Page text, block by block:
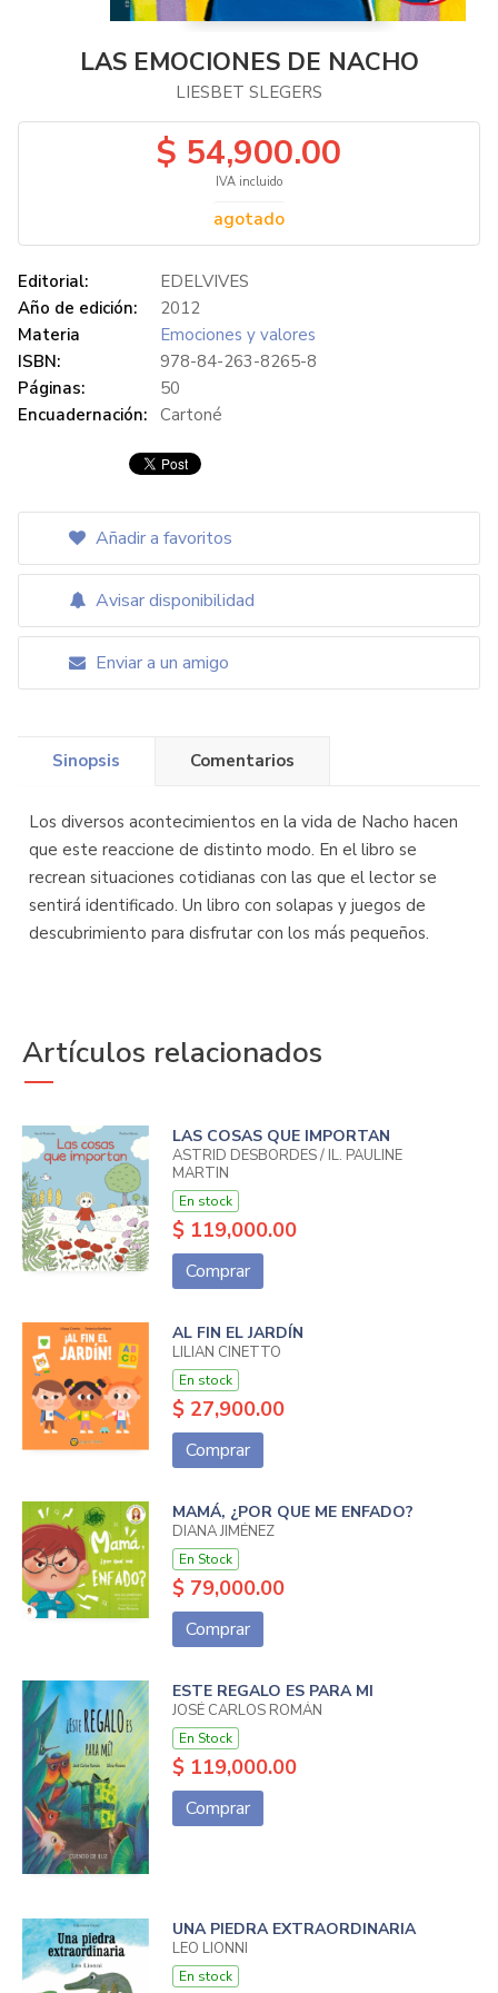
LAS EMOCIONES DE NACHO
LIESBET SLEGERS
$ 54,900.00
IVA incluido
agotado
Editorial:
EDELVIVES
Año de edición:
2012
Materia
Emociones y valores
ISBN:
978-84-263-8265-8
Páginas:
50
Encuadernación: Cartoné
Añadir a favoritos
Avisar disponibilidad
Enviar a un amigo
Sinopsis Comentarios
Los diversos acontecimientos en la vida de Nacho hacen
que este reaccione de distinto modo. En el libro se
recrean situaciones cotidianas con las que el lector se
sentirá identificado. Un libro con solapas y juegos de
descubrimiento para disfrutar con los más pequeños.
Artículos relacionados
LAS COSAS QUE IMPORTAN
ASTRID DESBORDES / IL. PAULINE
MARTIN
En stock
$ 119,000.00
Comprar
AL FIN EL JARDÍN
LILIAN CINETTO
En stock
$ 27,900.00
Comprar
MAMÁ, ¿POR QUE ME ENFADO?
DIANA JIMÉNEZ
En Stock
$ 79,000.00
Comprar
ESTE REGALO ES PARA MI
JOSÉ CARLOS ROMÁN
En Stock
$ 119,000.00
Comprar
UNA PIEDRA EXTRAORDINARIA
LEO LIONNI
En stock